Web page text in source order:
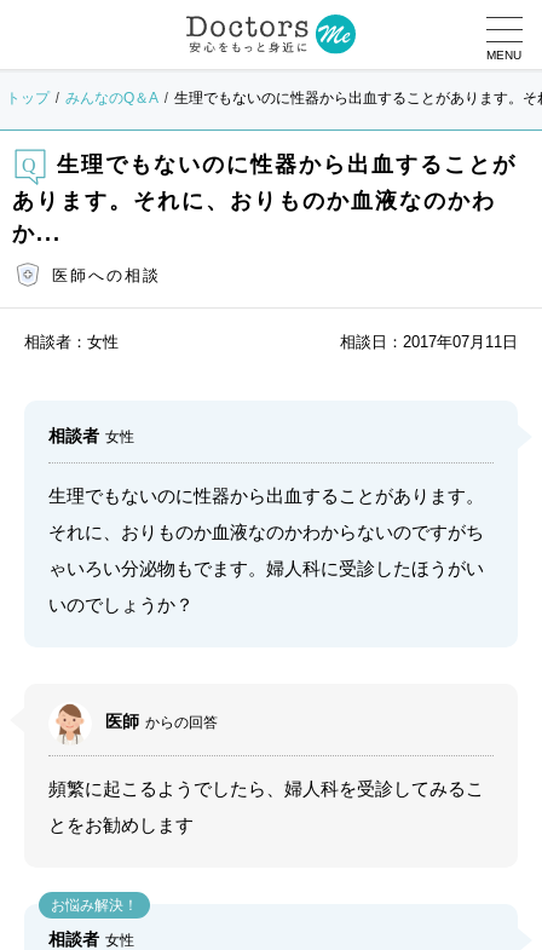
MENU
トップ みんなのQ＆A 生理でもないのに性器から出血することがあります。
生理でもないのに性器から出血することが
あります。それに、おりものか血液なのかわ
か...
医師への相談
相談者： 女性 相談日： 2017年07月11日
相談者 女性
生理でもないのに性器から出血することがあります。
それに、おりものか血液なのかわからないのですがち
ゃいろい分泌物もでます。婦人科に受診したほうがい
いのでしょうか？
医師 からの回答
頻繁に起こるようでしたら、婦人科を受診してみるこ
とをお勧めします
相談者 女性